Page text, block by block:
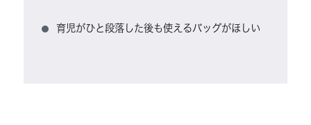
育児がひと段落した後も使えるバッグがほしい